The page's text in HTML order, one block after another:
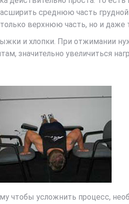
среднюю часть
верхнюю часть, но и даже
и хлопки. При отжимании
значительно увеличиться
усложнить процесс,